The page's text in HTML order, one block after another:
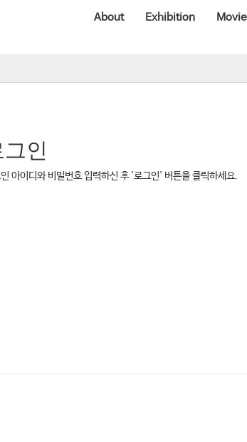
About Exhibition Movie
인
아이디와 비밀번호 입력하신 후 '로그인' 버튼을 클릭하세요.